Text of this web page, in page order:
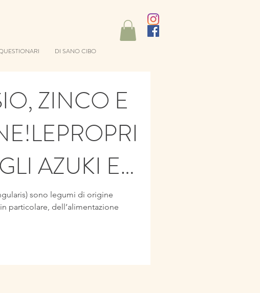
DI SANO CIBO
ZINCO E
AZUKI E
sono legumi di origine
particolare, dell’alimentazione